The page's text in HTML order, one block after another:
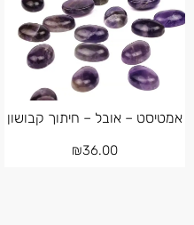
אמטיסט – אובל – חיתוך קבושון
₪36.00